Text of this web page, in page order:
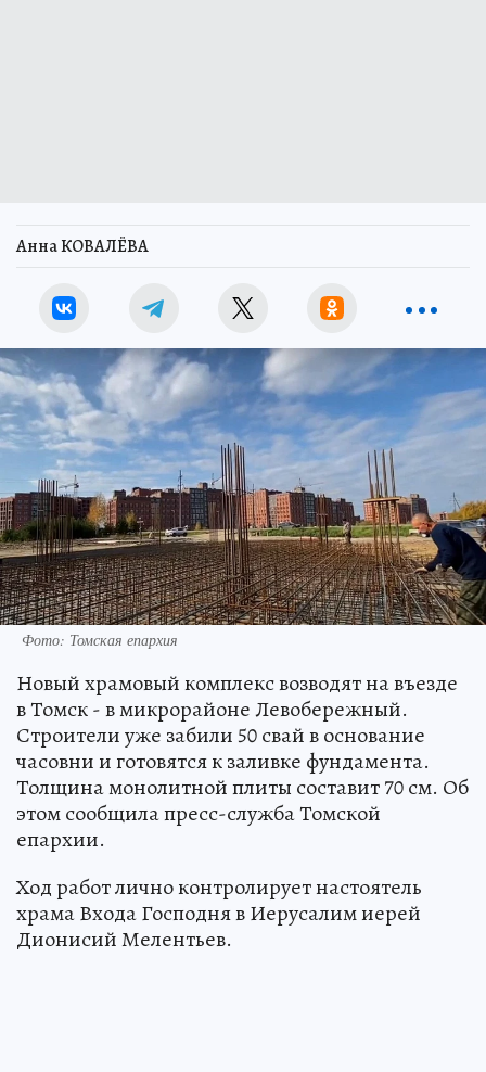
Анна КОВАЛЁВА
Фото: Томская епархия
Новый храмовый комплекс возводят на въезде
в Томск - в микрорайоне Левобережный.
Строители уже забили 50 свай в основание
часовни и готовятся к заливке фундамента.
Толщина монолитной плиты составит 70 см. Об
этом сообщила пресс-служба Томской
епархии.
Ход работ лично контролирует настоятель
храма Входа Господня в Иерусалим иерей
Дионисий Мелентьев.